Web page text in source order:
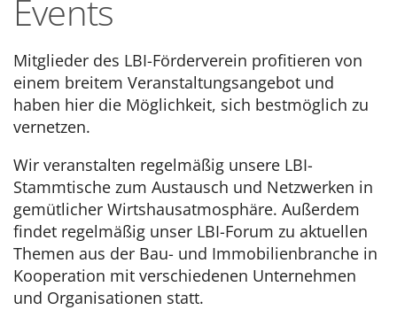
Events
Mitglieder des LBI-Förderverein profitieren von
einem breitem Veranstaltungsangebot und
haben hier die Möglichkeit, sich bestmöglich zu
vernetzen.
Wir veranstalten regelmäßig unsere LBI-
Stammtische zum Austausch und Netzwerken in
gemütlicher Wirtshausatmosphäre. Außerdem
findet regelmäßig unser LBI-Forum zu aktuellen
Themen aus der Bau- und Immobilienbranche in
Kooperation mit verschiedenen Unternehmen
und Organisationen statt.